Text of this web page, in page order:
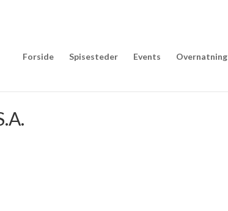
Forside Spisesteder Events Overnatning